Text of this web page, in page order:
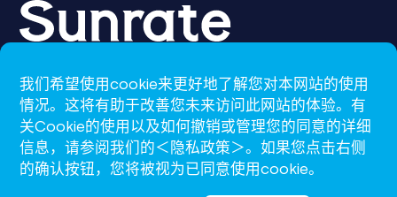
CN-S
support@sunrate.com
我们希望使用cookie来更好地了解您对本网站的使用
情况。这将有助于改善您未来访问此网站的体验。有
关Cookie的使用以及如何撤销或管理您的同意的详细
信息，请参阅我们的＜隐私政策＞。如果您点击右侧
的确认按钮，您将被视为已同意使用cookie。